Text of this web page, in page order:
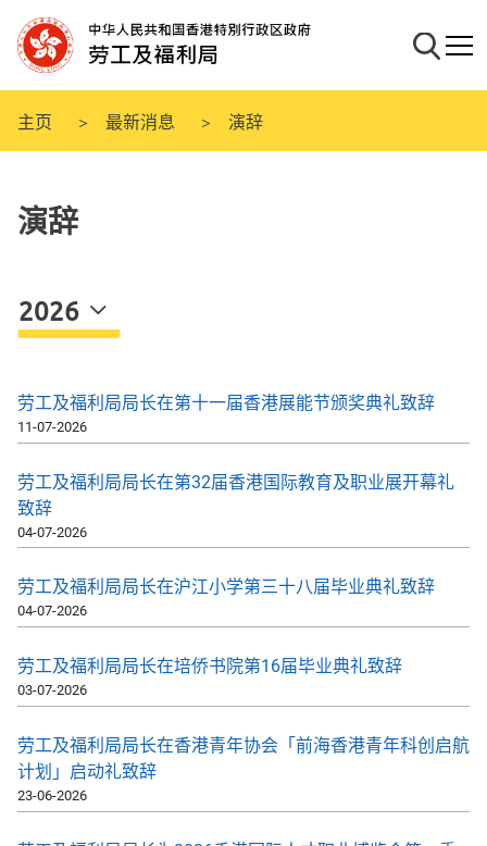
至
主
内
容
搜寻流动
主页 最新消息 演辞
演辞
2026
劳工及福利局局长在第十一届香港展能节颁奖典礼致辞
11-07-2026
劳工及福利局局长在第32届香港国际教育及职业展开幕礼
致辞
04-07-2026
劳工及福利局局长在沪江小学第三十八届毕业典礼致辞
04-07-2026
劳工及福利局局长在培侨书院第16届毕业典礼致辞
03-07-2026
劳工及福利局局长在香港青年协会「前海香港青年科创启航
计划」启动礼致辞
23-06-2026